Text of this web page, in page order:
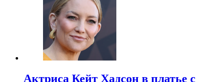
Актриса Кейт Хадсон в платье с